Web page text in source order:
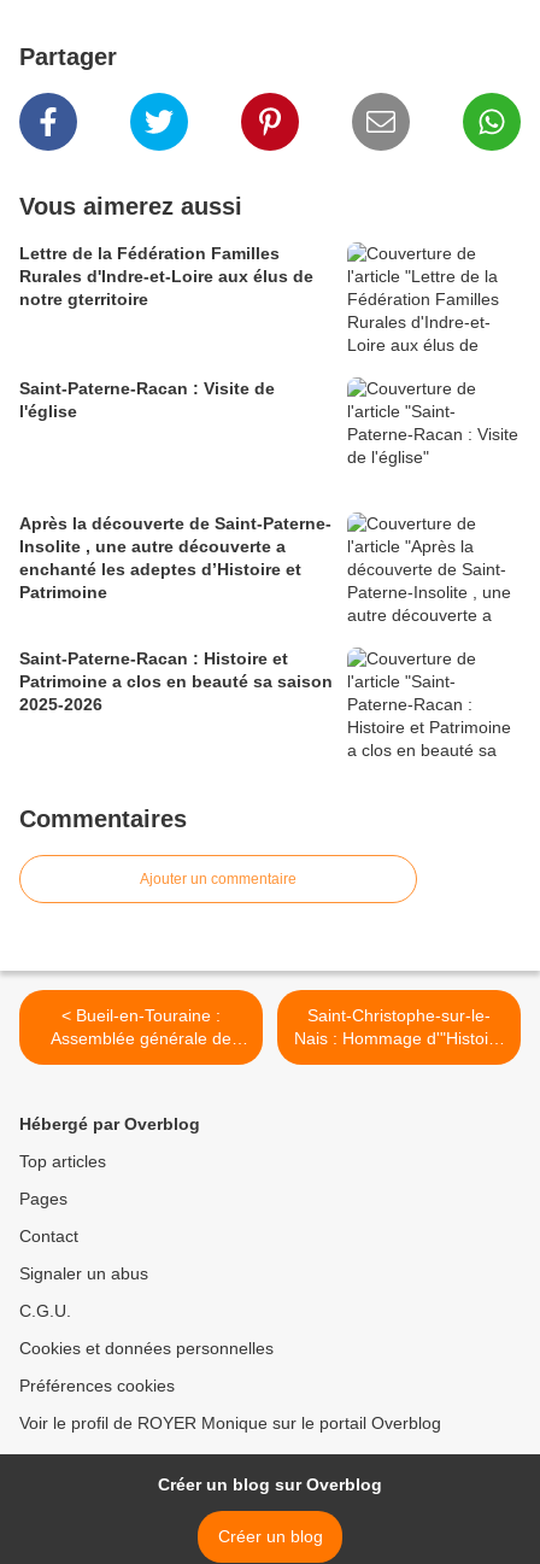
Partager
Vous aimerez aussi
Lettre de la Fédération Familles
Rurales d'Indre-et-Loire aux élus de
notre gterritoire
Saint-Paterne-Racan : Visite de
l'église
Après la découverte de Saint-Paterne-
Insolite , une autre découverte a
enchanté les adeptes d’Histoire et
Patrimoine
Saint-Paterne-Racan : Histoire et
Patrimoine a clos en beauté sa saison
2025-2026
Commentaires
Ajouter un commentaire
< Bueil-en-Touraine :
Assemblée générale de
"Autour de la Collégiale"
Saint-Christophe-sur-le-
Nais : Hommage d'"Histoire
et Patrimoine" à Guy
Hébergé par Overblog
Top articles
Pages
Contact
Signaler un abus
C.G.U.
Cookies et données personnelles
Préférences cookies
Voir le profil de ROYER Monique sur le portail Overblog
Créer un blog sur Overblog
Créer un blog